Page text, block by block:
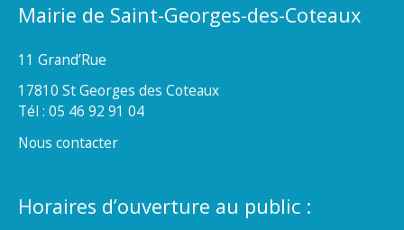
Mairie de Saint-Georges-des-Coteaux
11 Grand’Rue
17810 St Georges des Coteaux
Tél : 05 46 92 91 04
Nous contacter
Horaires d’ouverture au public :